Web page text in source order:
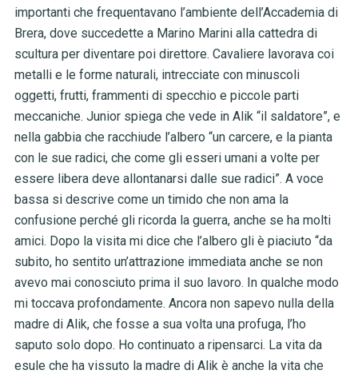
importanti che frequentavano l’ambiente dell’Accademia di
Brera, dove succedette a Marino Marini alla cattedra di
scultura per diventare poi direttore. Cavaliere lavorava coi
metalli e le forme naturali, intrecciate con minuscoli
oggetti, frutti, frammenti di specchio e piccole parti
meccaniche. Junior spiega che vede in Alik “il saldatore”, e
nella gabbia che racchiude l’albero “un carcere, e la pianta
con le sue radici, che come gli esseri umani a volte per
essere libera deve allontanarsi dalle sue radici”. A voce
bassa si descrive come un timido che non ama la
confusione perché gli ricorda la guerra, anche se ha molti
amici. Dopo la visita mi dice che l’albero gli è piaciuto “da
subito, ho sentito un’attrazione immediata anche se non
avevo mai conosciuto prima il suo lavoro. In qualche modo
mi toccava profondamente. Ancora non sapevo nulla della
madre di Alik, che fosse a sua volta una profuga, l’ho
saputo solo dopo. Ho continuato a ripensarci. La vita da
esule che ha vissuto la madre di Alik è anche la vita che